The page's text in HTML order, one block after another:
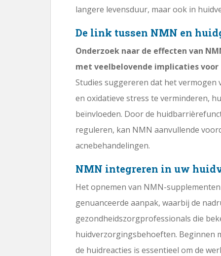
langere levensduur, maar ook in
De link tussen NMN en
Onderzoek naar de effecten van
met veelbelovende implicaties
Studies suggereren dat het
en oxidatieve stress te verminderen,
beïnvloeden. Door de
reguleren, kan NMN aanvullende
acnebehandelingen.
NMN integreren in uw
Het opnemen van NMN-
genuanceerde aanpak, waarbij de
gezondheidszorgprofessionals die
huidverzorgingsbehoeften. Beginnen
de huidreacties is essentieel om de